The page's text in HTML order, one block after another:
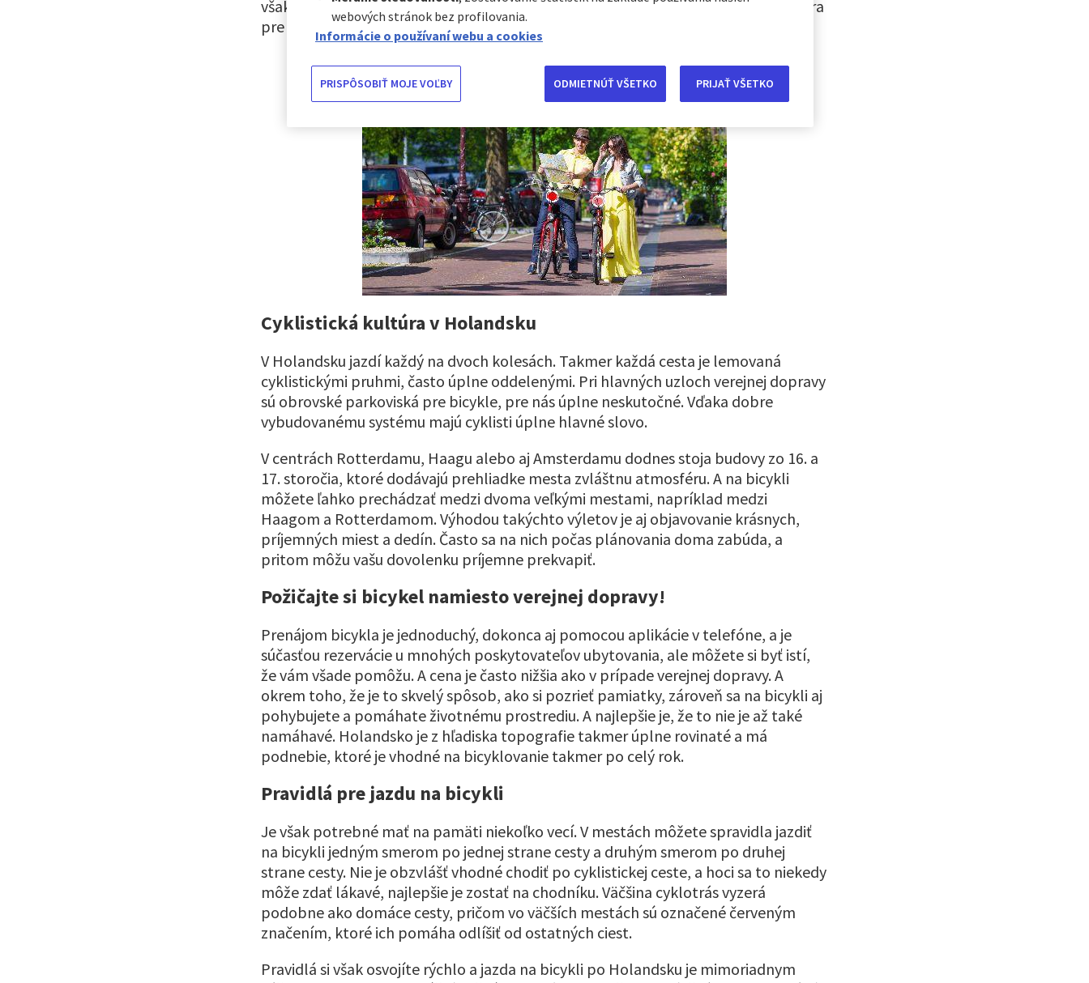
však môže byť niekedy stresujúce. Existuje však niekoľko krajín, kde je infraštruktúra
pre cyklistiku dokonalá.
Cyklistická kultúra v Holandsku
V Holandsku jazdí každý na dvoch kolesách. Takmer každá cesta je lemovaná
cyklistickými pruhmi, často úplne oddelenými. Pri hlavných uzloch verejnej dopravy
sú obrovské parkoviská pre bicykle, pre nás úplne neskutočné. Vďaka dobre
vybudovanému systému majú cyklisti úplne hlavné slovo.
V centrách Rotterdamu, Haagu alebo aj Amsterdamu dodnes stoja budovy zo 16. a
17. storočia, ktoré dodávajú prehliadke mesta zvláštnu atmosféru. A na bicykli
môžete ľahko prechádzať medzi dvoma veľkými mestami, napríklad medzi
Haagom a Rotterdamom. Výhodou takýchto výletov je aj objavovanie krásnych,
príjemných miest a dedín. Často sa na nich počas plánovania doma zabúda, a
pritom môžu vašu dovolenku príjemne prekvapiť.
Požičajte si bicykel namiesto verejnej dopravy!
Prenájom bicykla je jednoduchý, dokonca aj pomocou aplikácie v telefóne, a je
súčasťou rezervácie u mnohých poskytovateľov ubytovania, ale môžete si byť istí,
že vám všade pomôžu. A cena je často nižšia ako v prípade verejnej dopravy. A
okrem toho, že je to skvelý spôsob, ako si pozrieť pamiatky, zároveň sa na bicykli aj
pohybujete a pomáhate životnému prostrediu. A najlepšie je, že to nie je až také
namáhavé. Holandsko je z hľadiska topografie takmer úplne rovinaté a má
podnebie, ktoré je vhodné na bicyklovanie takmer po celý rok.
Pravidlá pre jazdu na bicykli
Je však potrebné mať na pamäti niekoľko vecí. V mestách môžete spravidla jazdiť
na bicykli jedným smerom po jednej strane cesty a druhým smerom po druhej
strane cesty. Nie je obzvlášť vhodné chodiť po cyklistickej ceste, a hoci sa to niekedy
môže zdať lákavé, najlepšie je zostať na chodníku. Väčšina cyklotrás vyzerá
podobne ako domáce cesty, pričom vo väčších mestách sú označené červeným
značením, ktoré ich pomáha odlíšiť od ostatných ciest.
Pravidlá si však osvojíte rýchlo a jazda na bicykli po Holandsku je mimoriadnym
webových stránok bez profilovania.
Informácie o používaní webu a cookies
PRISPÔSOBIŤ MOJE VOĽBY ODMIETNÚŤ VŠETKO PRIJAŤ VŠETKO